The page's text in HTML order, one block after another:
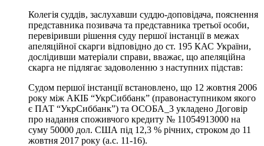
Колегія суддів, заслухавши суддю-доповідача, пояснення
представника позивача та представника третьої особи,
перевіривши рішення суду першої інстанції в межах
апеляційної скарги відповідно до ст. 195 КАС України,
дослідивши матеріали справи, вважає, що апеляційна
скарга не підлягає задоволенню з наступних підстав:
Судом першої інстанції встановлено, що 12 жовтня 2006
року між АКІБ “УкрСиббанк” (правонаступником якого
є ПАТ “УкрСиббанк”) та ОСОБА_3 укладено Договір
про надання споживчого кредиту № 11054913000 на
суму 50000 дол. США під 12,3 % річних, строком до 11
жовтня 2017 року (а.с. 11-16).